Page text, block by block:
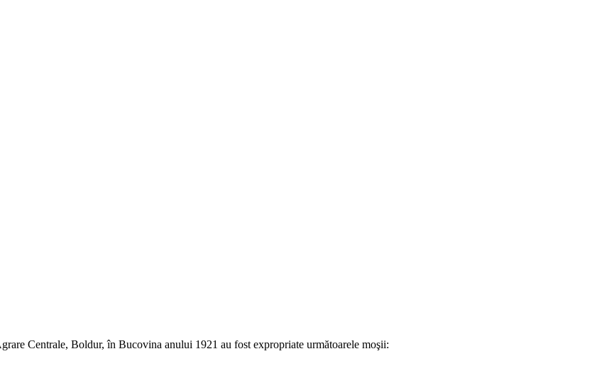
Centrale, Boldur, în Bucovina anului 1921 au fost expropriate următoarele moşii: